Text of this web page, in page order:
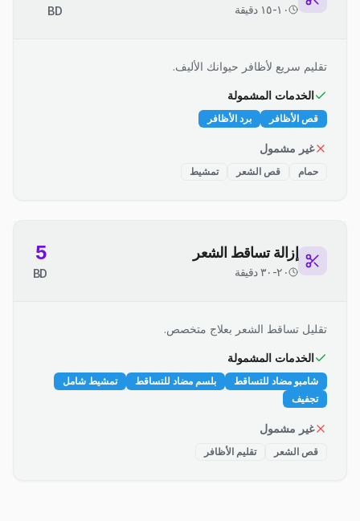
١٠-١٥ دقيقة BD
تقليم سريع لأظافر حيوانك الأليف.
الخدمات المشمولة
قص الأظافر برد الأظافر
غير مشمول
حمام قص الشعر تمشيط
إزالة تساقط الشعر
٢٠-٣٠ دقيقة
5
BD
تقليل تساقط الشعر بعلاج متخصص.
الخدمات المشمولة
شامبو مضاد للتساقط بلسم مضاد للتساقط
تمشيط شامل
تجفيف
غير مشمول
قص الشعر تقليم الأظافر